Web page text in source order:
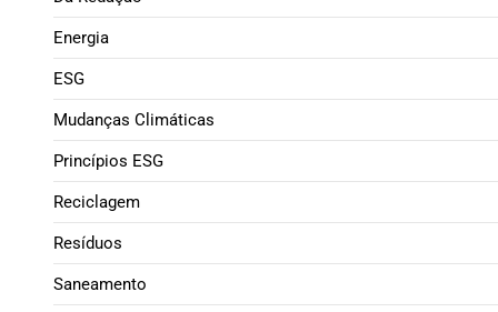
Energia
ESG
Mudanças Climáticas
Princípios ESG
Reciclagem
Resíduos
Saneamento